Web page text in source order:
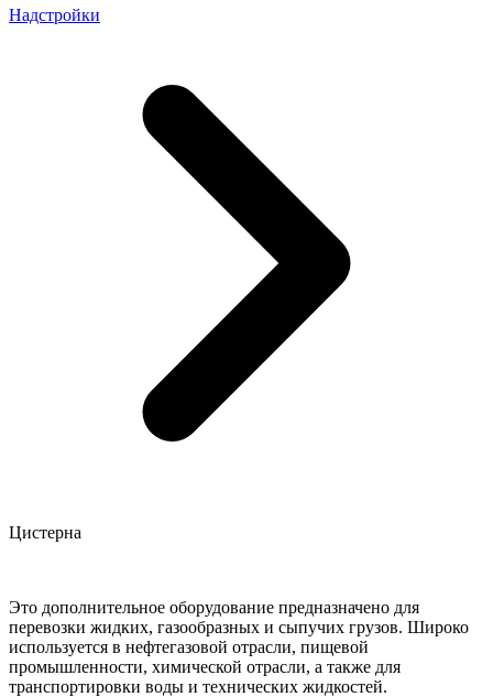
Надстройки
Цистерна
Это дополнительное оборудование предназначено для
перевозки жидких, газообразных и сыпучих грузов. Широко
используется в нефтегазовой отрасли, пищевой
промышленности, химической отрасли, а также для
транспортировки воды и технических жидкостей.